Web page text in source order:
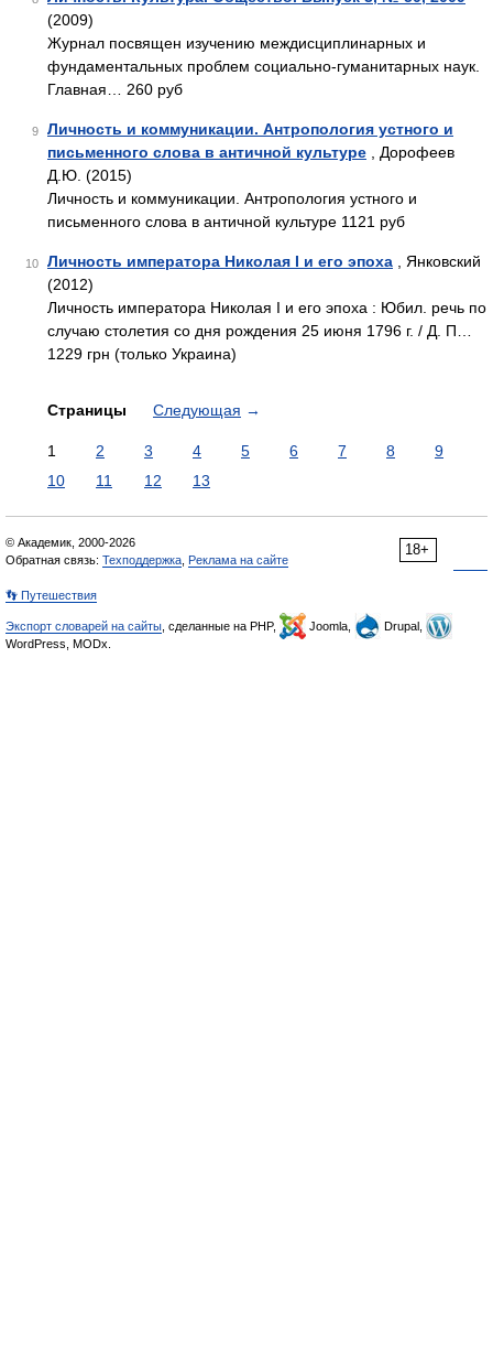
(2009)
Журнал посвящен изучению междисциплинарных и
фундаментальных проблем социально-гуманитарных наук.
Главная… 260 руб
9
Личность и коммуникации. Антропология устного и
письменного слова в античной культуре , Дорофеев
Д.Ю. (2015)
Личность и коммуникации. Антропология устного и
письменного слова в античной культуре 1121 руб
10 Личность императора Николая I и его эпоха , Янковский
(2012)
Личность императора Николая I и его эпоха : Юбил. речь по
случаю столетия со дня рождения 25 июня 1796 г. / Д. П…
1229 грн (только Украина)
Страницы Следующая →
1 2 3 4 5 6 7 8
9
10
11 12 13
18+
© Академик, 2000-2026
Обратная связь: Техподдержка Реклама на сайте
👣 Путешествия
Экспорт словарей на сайты , сделанные на PHP, Joomla,
Drupal,
WordPress, MODx.